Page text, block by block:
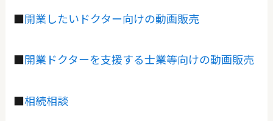
■開業したいドクター向けの動画販売
■開業ドクターを支援する士業等向けの動画販売
■相続相談